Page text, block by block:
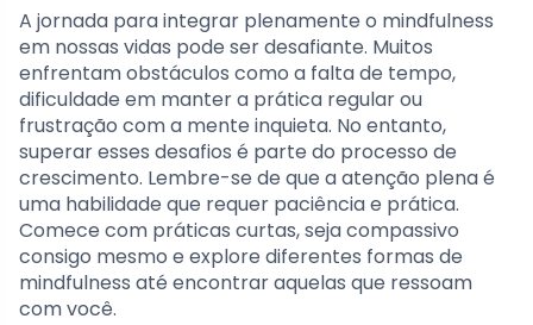
A jornada para integrar plenamente o mindfulness
em nossas vidas pode ser desafiante. Muitos
enfrentam obstáculos como a falta de tempo,
dificuldade em manter a prática regular ou
frustração com a mente inquieta. No entanto,
superar esses desafios é parte do processo de
crescimento. Lembre-se de que a atenção plena é
uma habilidade que requer paciência e prática.
Comece com práticas curtas, seja compassivo
consigo mesmo e explore diferentes formas de
mindfulness até encontrar aquelas que ressoam
com você.